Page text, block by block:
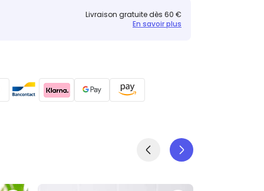
Livraison gratuite dès 60 €
En savoir plus